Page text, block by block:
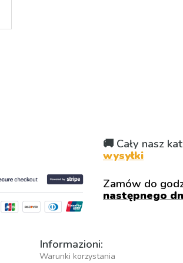
🚚 Cały nasz
wysyłki
Zamów do
następnego
Informazioni:
Warunki korzystania